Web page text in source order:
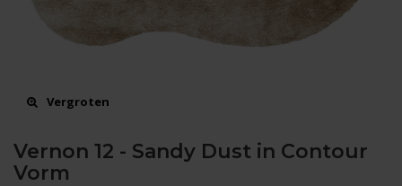
Vergroten
Vernon 12 - Sandy Dust in Contour
Vorm